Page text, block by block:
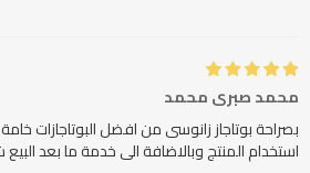
محمد صبرى محمد
بصراحة بوتاجاز زانوسى من افضل البوتاجازات
استخدام المنتج وبالاضافة الى خدمة ما بعد